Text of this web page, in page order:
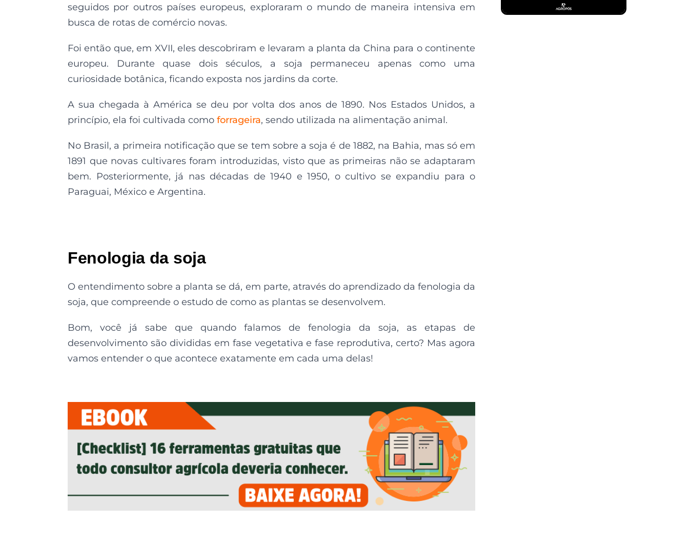
seguidos por outros países europeus, exploraram o mundo de maneira intensiva em
busca de rotas de comércio novas.
Foi então que, em XVII, eles descobriram e levaram a planta da China para o continente
europeu. Durante quase dois séculos, a soja permaneceu apenas como uma
curiosidade botânica, ficando exposta nos jardins da corte.
A sua chegada à América se deu por volta dos anos de 1890. Nos Estados Unidos, a
princípio, ela foi cultivada como forrageira, sendo utilizada na alimentação animal.
No Brasil, a primeira notificação que se tem sobre a soja é de 1882, na Bahia, mas só em
1891 que novas cultivares foram introduzidas, visto que as primeiras não se adaptaram
bem. Posteriormente, já nas décadas de 1940 e 1950, o cultivo se expandiu para o
Paraguai, México e Argentina.
Fenologia da soja
O entendimento sobre a planta se dá, em parte, através do aprendizado da fenologia da
soja, que compreende o estudo de como as plantas se desenvolvem.
Bom, você já sabe que quando falamos de fenologia da soja, as etapas de
desenvolvimento são divididas em fase vegetativa e fase reprodutiva, certo? Mas agora
vamos entender o que acontece exatamente em cada uma delas!